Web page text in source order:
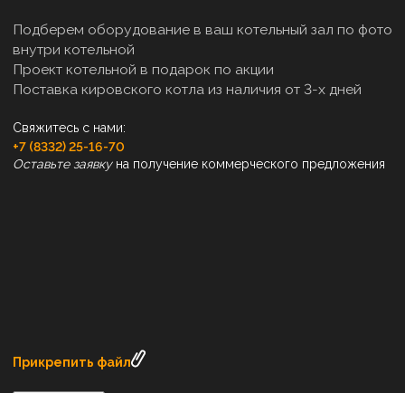
Подберем оборудование в ваш котельный зал по фото
внутри котельной
Проект котельной в подарок по акции
Поставка кировского котла из наличия от 3-х дней
Свяжитесь с нами:
+7 (8332) 25-16-70
Оставьте заявкуна получение коммерческого предложения
Прикрепить файл